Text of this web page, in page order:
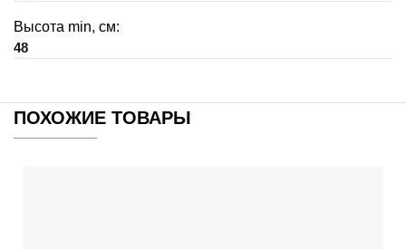
Высота min, см:
48
ПОХОЖИЕ ТОВАРЫ